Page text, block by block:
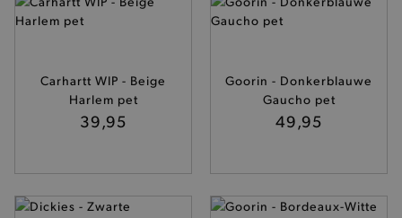
Carhartt WIP - Beige
Harlem pet
39,95
Goorin - Donkerblauwe
Gaucho pet
49,95
pickupAddress .brooklyn.be
product-out-of-stock-modal .brooklyn.be